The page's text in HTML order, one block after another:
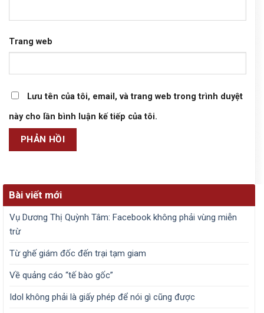
Trang web
Lưu tên của tôi, email, và trang web trong trình duyệt
này cho lần bình luận kế tiếp của tôi.
Bài viết mới
Vụ Dương Thị Quỳnh Tâm: Facebook không phải vùng miễn
trừ
Từ ghế giám đốc đến trại tạm giam
Về quảng cáo “tế bào gốc”
Idol không phải là giấy phép để nói gì cũng được